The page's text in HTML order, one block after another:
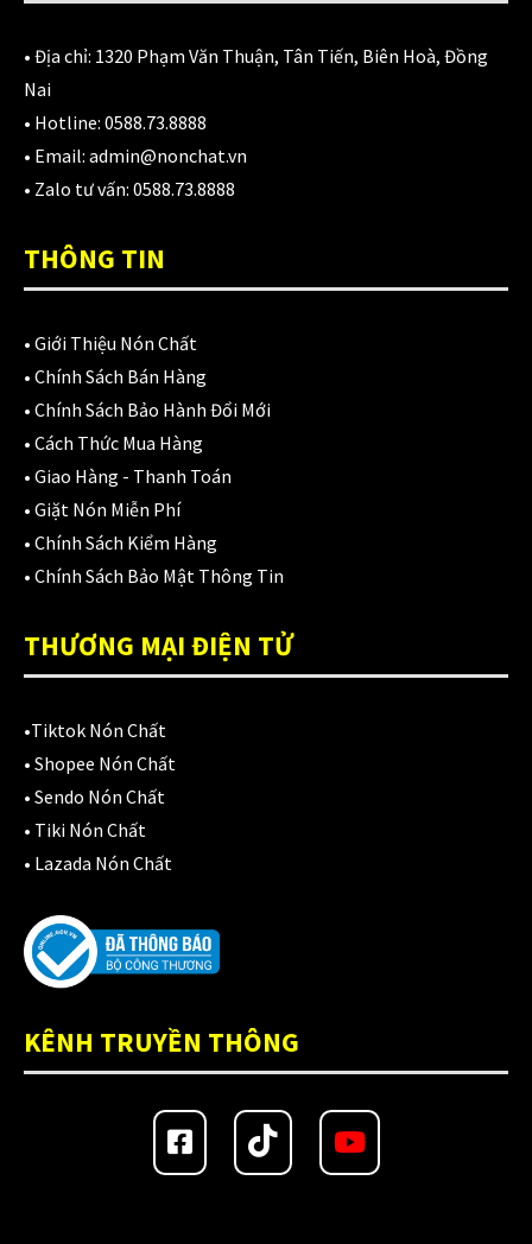
• Địa chỉ: 1320 Phạm Văn Thuận, Tân Tiến, Biên Hoà, Đồng
Nai
• Hotline: 0588.73.8888
• Email: admin@nonchat.vn
• Zalo tư vấn: 0588.73.8888
THÔNG TIN
• Giới Thiệu Nón Chất
• Chính Sách Bán Hàng
• Chính Sách Bảo Hành Đổi Mới
• Cách Thức Mua Hàng
• Giao Hàng - Thanh Toán
• Giặt Nón Miễn Phí
• Chính Sách Kiểm Hàng
• Chính Sách Bảo Mật Thông Tin
THƯƠNG MẠI ĐIỆN TỬ
•Tiktok Nón Chất
• Shopee Nón Chất
• Sendo Nón Chất
• Tiki Nón Chất
• Lazada Nón Chất
KÊNH TRUYỀN THÔNG